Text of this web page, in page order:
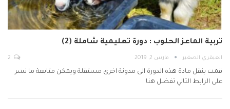
تربية الماعز الحلوب : دورة تعليمية شاملة (2)
العبقري الصغير مارس 2, 2019
قمت بنقل مادة هذه الدورة الى مدونة اخرى مستقلة ويمكن متابعة ما نشر
على الرابط التالي تفضل هنا